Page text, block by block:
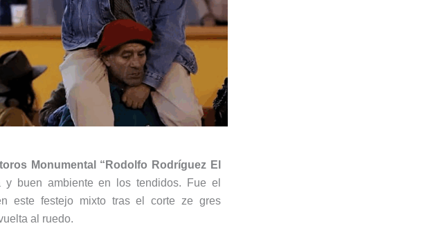
Monumental “Rodolfo Rodríguez El
buen ambiente en los tendidos. Fue el
este festejo mixto tras el corte ze gres
al ruedo.